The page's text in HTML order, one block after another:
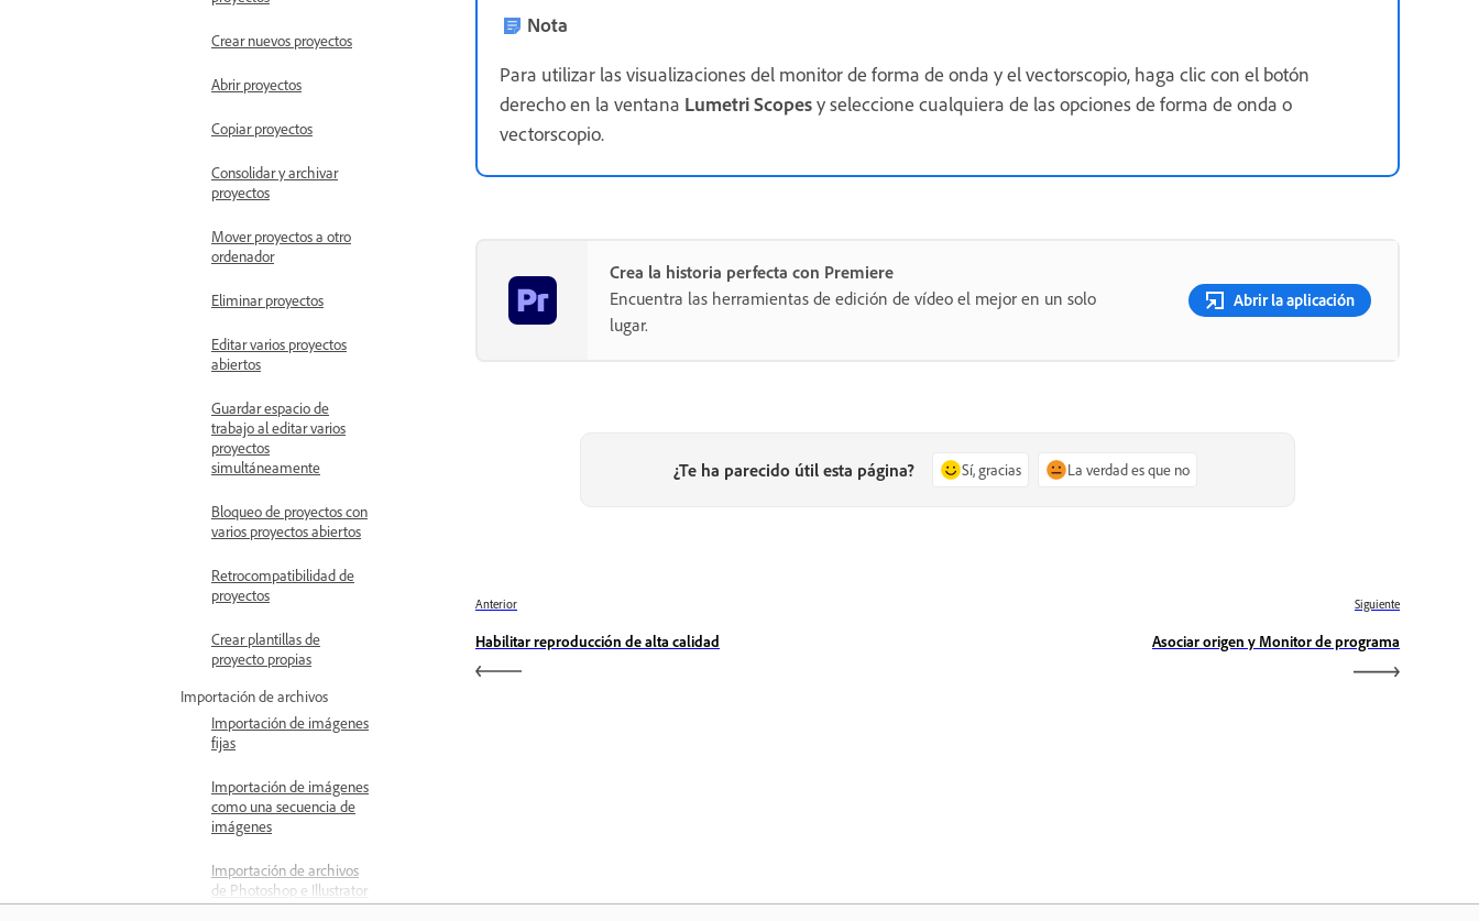
Crear nuevos proyectos
Abrir proyectos
Copiar proyectos
Consolidar y archivar
proyectos
Mover proyectos a otro
ordenador
Eliminar proyectos
Editar varios proyectos
abiertos
Guardar espacio de
trabajo al editar varios
proyectos
simultáneamente
Bloqueo de proyectos con
varios proyectos abiertos
Retrocompatibilidad de
proyectos
Crear plantillas de
proyecto propias
Importación de archivos
Importación de imágenes
fijas
Importación de imágenes
como una secuencia de
imágenes
Importación de archivos
de Photoshop e Illustrator
Nota
Para utilizar las visualizaciones del monitor de forma de onda y el vectorscopio, haga clic con el botón
derecho en la ventana Lumetri Scopesy seleccione cualquiera de las opciones de forma de onda o
vectorscopio.
Crea la historia perfecta con Premiere
Encuentra las herramientas de edición de vídeo el mejor en un solo
lugar.
Abrir la aplicación
¿Te ha parecido útil esta página? Sí, gracias La verdad es que no
Anterior
Habilitar reproducción de alta calidad
Siguiente
Asociar origen y Monitor de programa